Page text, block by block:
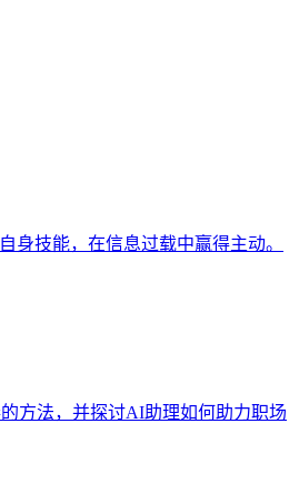
技能，在信息过载中赢得主动。
方法，并探讨AI助理如何助力职场